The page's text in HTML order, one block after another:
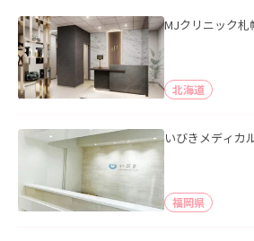
MJクリニック札
北海道
いびきメディカ
福岡県